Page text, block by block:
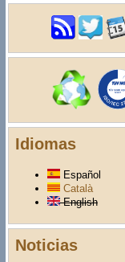
Idiomas
Español
Català
English
Noticias